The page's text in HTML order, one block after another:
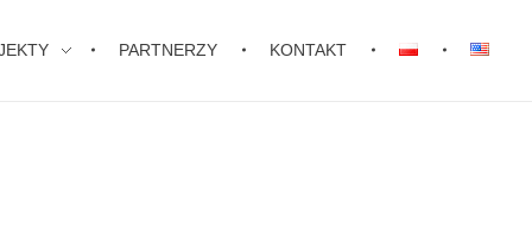
PARTNERZY KONTAKT